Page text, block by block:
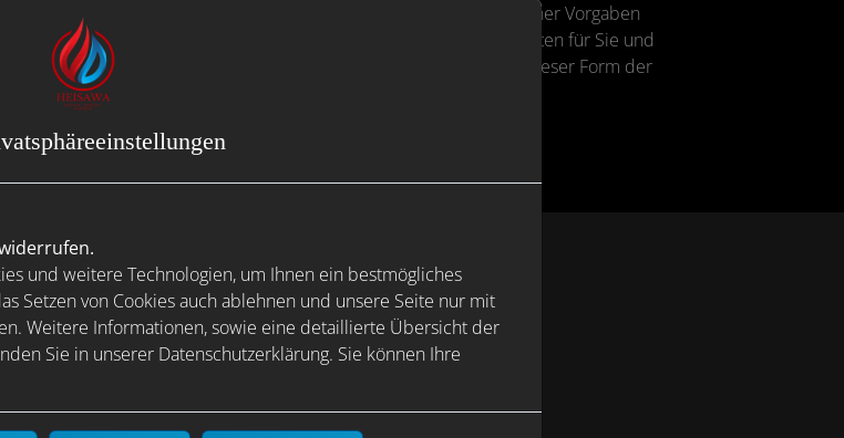
kosten diese viel Geld und müssen aufgrund gesetzlicher Vorgaben
oder ein Umstieg auf Gas. Wir prüfen Ihre Möglichkeiten für Sie und
Heizung in Kombination mit einer Solarthermie – denn bei dieser Form der
effiziente Gebäude (BEG) erhalten.
Ihre Vorteile
und weitere Technologien, um Ihnen ein bestmögliches
Setzen von Cookies auch ablehnen und unsere Seite nur mit
Weitere Informationen, sowie eine detaillierte Übersicht der
Sie in unserer Datenschutzerklärung. Sie können Ihre